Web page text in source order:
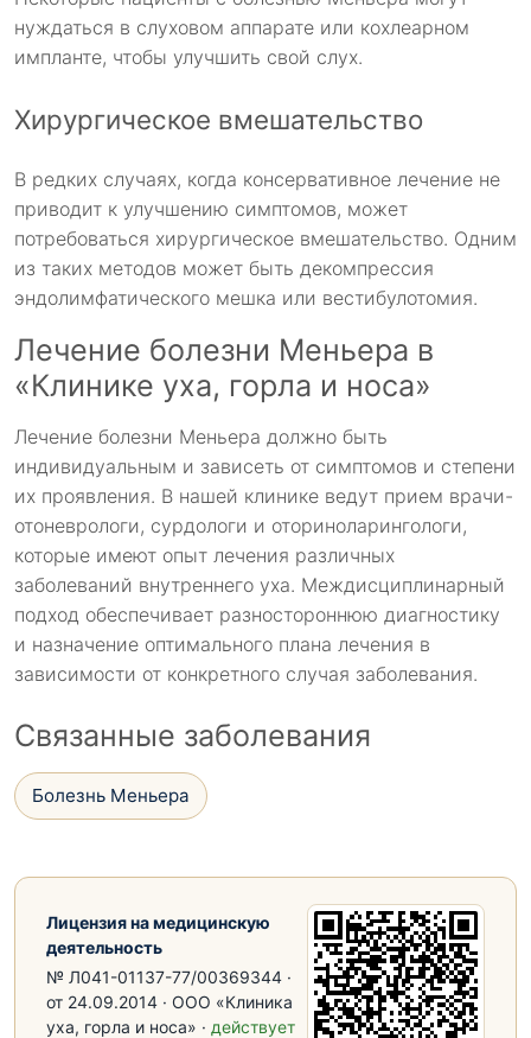
нуждаться в слуховом аппарате или кохлеарном
импланте, чтобы улучшить свой слух.
Хирургическое вмешательство
В редких случаях, когда консервативное лечение не
приводит к улучшению симптомов, может
потребоваться хирургическое вмешательство. Одним
из таких методов может быть декомпрессия
эндолимфатического мешка или вестибулотомия.
Лечение болезни Меньера в
«Клинике уха, горла и носа»
Лечение болезни Меньера должно быть
индивидуальным и зависеть от симптомов и степени
их проявления. В нашей клинике ведут прием врачи-
отоневрологи, сурдологи и оториноларингологи,
которые имеют опыт лечения различных
заболеваний внутреннего уха. Междисциплинарный
подход обеспечивает разностороннюю диагностику
и назначение оптимального плана лечения в
зависимости от конкретного случая заболевания.
Связанные заболевания
Болезнь Меньера
Лицензия на медицинскую
деятельность
№ Л041-01137-77/00369344 ·
от 24.09.2014 · ООО «Клиника
уха, горла и носа» · действует